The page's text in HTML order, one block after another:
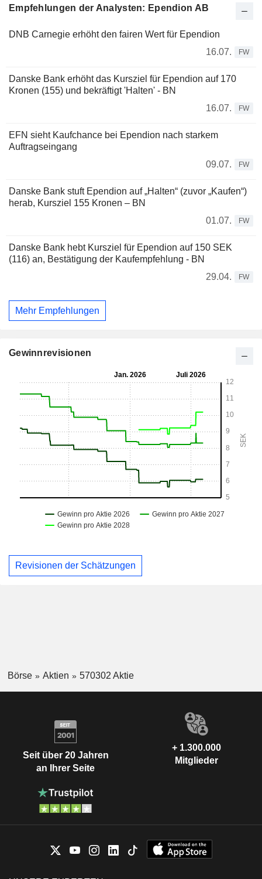
Empfehlungen der Analysten: Ependion AB
DNB Carnegie erhöht den fairen Wert für Ependion
16.07.
FW
Danske Bank erhöht das Kursziel für Ependion auf 170
Kronen (155) und bekräftigt 'Halten' - BN
16.07.
FW
EFN sieht Kaufchance bei Ependion nach starkem
Auftragseingang
09.07.
FW
Danske Bank stuft Ependion auf „Halten“ (zuvor „Kaufen“)
herab, Kursziel 155 Kronen – BN
01.07.
FW
Danske Bank hebt Kursziel für Ependion auf 150 SEK
(116) an, Bestätigung der Kaufempfehlung - BN
29.04.
FW
Mehr Empfehlungen
Gewinnrevisionen
Revisionen der Schätzungen
Börse Aktien 570302 Aktie
Seit über 20 Jahren
an Ihrer Seite
+ 1.300.000
Mitglieder